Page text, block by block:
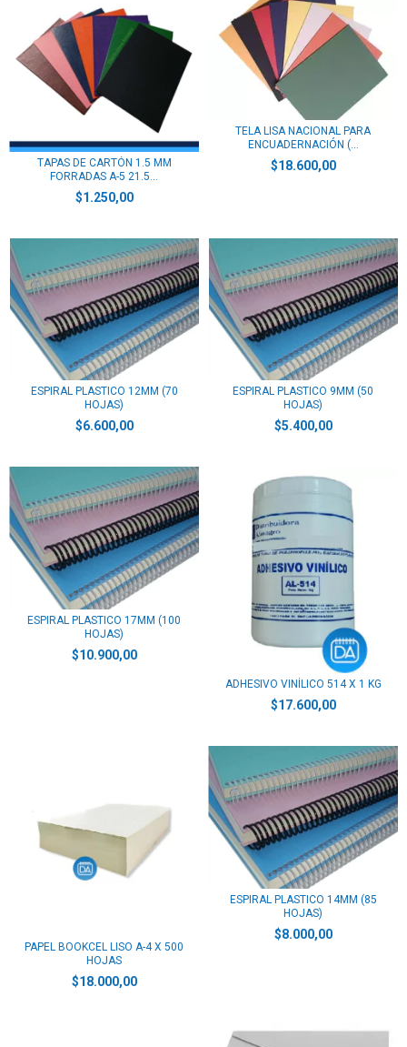
TAPAS DE CARTÓN 1.5 MM
FORRADAS A-5 21.5...
$1.250,00
TELA LISA NACIONAL PARA
ENCUADERNACIÓN (...
$18.600,00
ESPIRAL PLASTICO 12MM (70
HOJAS)
$6.600,00
ESPIRAL PLASTICO 9MM (50
HOJAS)
$5.400,00
ESPIRAL PLASTICO 17MM (100
HOJAS)
$10.900,00
ADHESIVO VINÍLICO 514 X 1 KG
$17.600,00
PAPEL BOOKCEL LISO A-4 X 500
HOJAS
$18.000,00
ESPIRAL PLASTICO 14MM (85
HOJAS)
$8.000,00